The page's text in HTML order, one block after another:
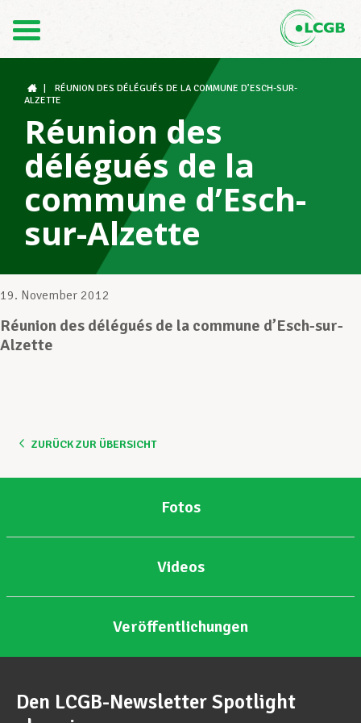
FR
Der LCGB
Gewerkschaftsstrukturen
Unterstützung im Arbeitsalltag
Ihre Rechte
RÉUNION DES DÉLÉGUÉS DE LA COMMUNE D’ESCH-SUR-
ALZETTE
Réunion des
délégués de la
commune d’Esch-
sur-Alzette
19. November 2012
Réunion des délégués de la commune d’Esch-sur-
Alzette
ZURÜCK ZUR ÜBERSICHT
Fotos
Videos
Veröffentlichungen
Den LCGB-Newsletter Spotlight